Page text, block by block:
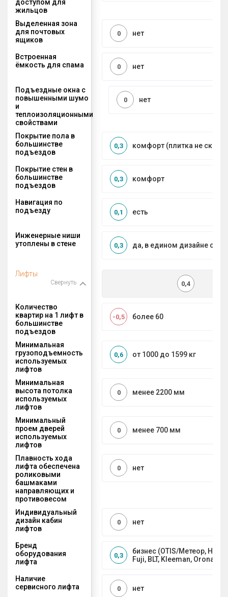
доступом для
жильцов
Выделенная зона
для почтовых
ящиков
нет
0
Встроенная
ёмкость для спама
нет
0
Подъездные окна с
повышенными шумо
и
теплоизоляционными
свойствами
нет
0
Покрытие пола в
большинстве
подъездов
комфорт (плитка не
0,3
Покрытие стен в
большинстве
подъездов
комфорт
0,3
Навигация по
подъезду
есть
0,1
Инженерные ниши
утоплены в стене
да, в едином дизайне с
0,3
Лифты
Свернуть 0,4
Количество
квартир на 1 лифт в
большинстве
подъездов
более 60
-0,5
Минимальная
грузоподъемность
используемых
лифтов
от 1000 до 1599 кг
0,6
Минимальная
высота потолка
используемых
лифтов
менее 2200 мм
0
Минимальный
проем дверей
используемых
лифтов
менее 700 мм
0
Плавность хода
лифта обеспечена
роликовыми
башмаками
направляющих и
противовесом
нет
0
Индивидуальный
дизайн кабин
лифтов
нет
0
Бренд
оборудования
лифта
бизнес (OTIS/Метеор,
Fuji, BLT, Kleeman, Orona)
0,3
Наличие
сервисного лифта
нет
0